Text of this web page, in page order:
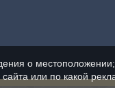
о
сайта или по какой